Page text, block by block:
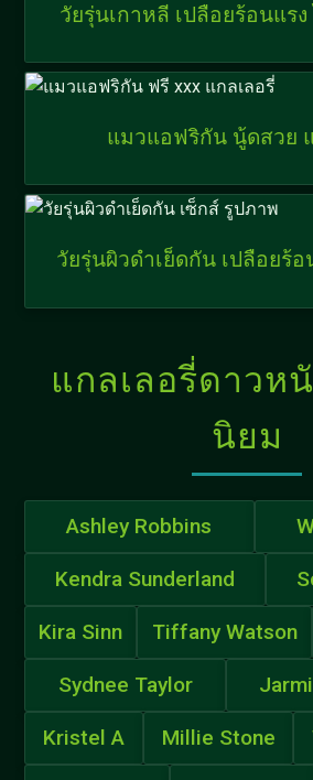
วัยรุ่นเกาหลี เปลือยร้อนแร
แมวแอฟริกัน นู้ดสวย
วัยรุ่นผิวดำเย็ดกัน เปลือยร้
แกลเลอรี่ดาวห
นิยม
Ashley Robbins
Kendra Sunderland
Kira Sinn Tiffany Watson
Sydnee Taylor
Kristel A Millie Stone